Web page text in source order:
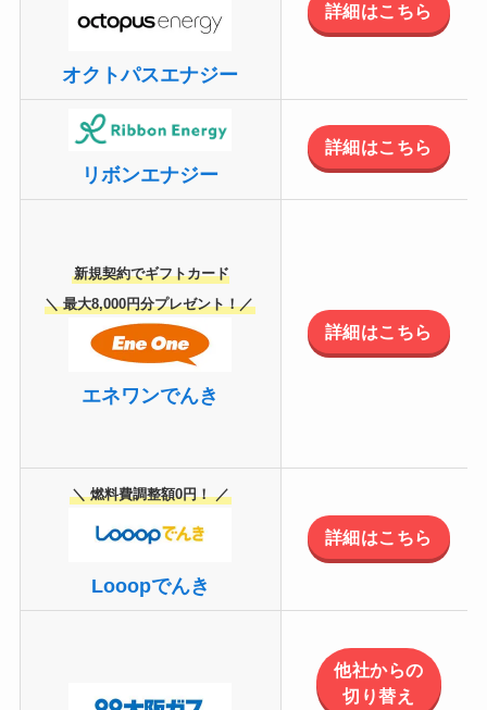
オクトパスエナジー
詳細はこちら
リボンエナジー
詳細はこちら
新規契約でギフトカード
＼ 最大8,000円分プレゼント！／
エネワンでんき
詳細はこちら
＼ 燃料費調整額0円！ ／
Looopでんき
詳細はこちら
他社からの
切り替え